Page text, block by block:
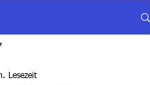
Lesezeit